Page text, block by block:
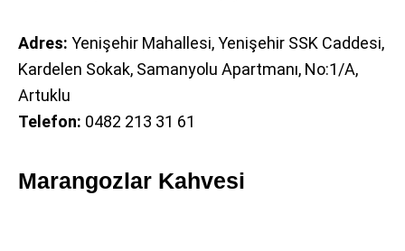
Adres: Yenişehir Mahallesi, Yenişehir SSK Caddesi,
Kardelen Sokak, Samanyolu Apartmanı, No:1/A,
Artuklu
Telefon: 0482 213 31 61
Marangozlar Kahvesi